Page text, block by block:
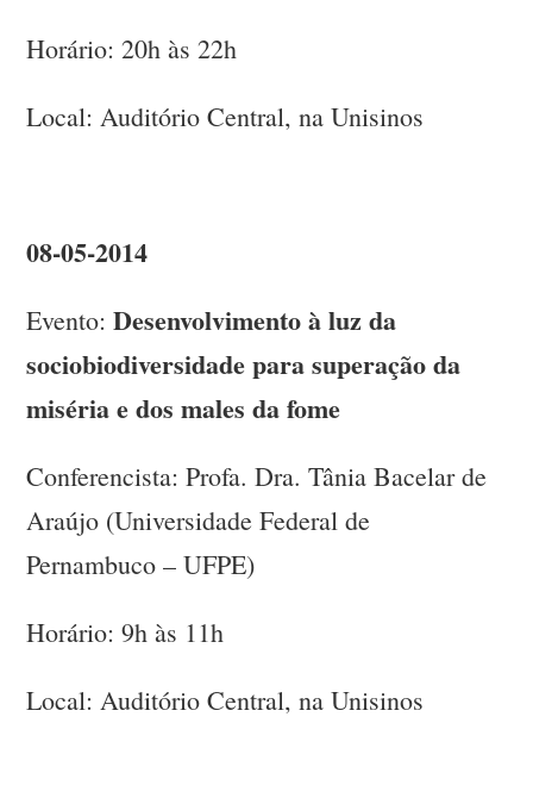
Horário: 20h às 22h
Local: Auditório Central, na Unisinos
08-05-2014
Evento:Desenvolvimento à luz da
sociobiodiversidade para superação da
miséria e dos males da fome
Conferencista: Profa. Dra. Tânia Bacelar de
Araújo (Universidade Federal de
Pernambuco – UFPE)
Horário: 9h às 11h
Local: Auditório Central, na Unisinos